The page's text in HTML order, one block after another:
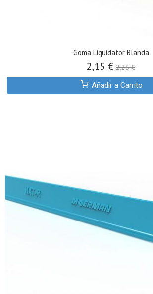
Goma Liquidator Blanda
2,15 € 2,26 €
Añadir a Carrito